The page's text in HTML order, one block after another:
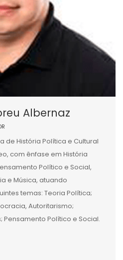
Albernaz
de História Política e Cultural
com ênfase em História
Político e Social,
e Música, atuando
temas: Teoria Política;
Autoritarismo;
Pensamento Político e Social.